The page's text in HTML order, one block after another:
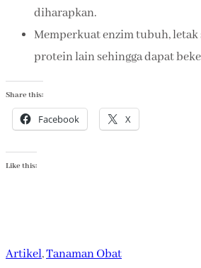
diharapkan.
Memperkuat enzim tubuh, letak
protein lain sehingga dapat
Share this:
Facebook X
Like this:
Artikel, Tanaman Obat